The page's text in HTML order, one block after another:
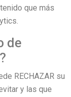
que más
de
RECHAZAR su
y las que